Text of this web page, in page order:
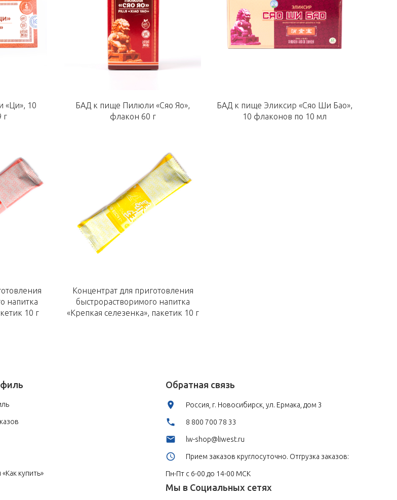
«Ци», 10
г
БАД к пище Пилюли «Сяо Яо»,
флакон 60 г
БАД к пище Эликсир «Сяо Ши Бао»,
10 флаконов по 10 мл
напитка
10 г
Концентрат для приготовления
быстрорастворимого напитка
«Крепкая селезенка», пакетик 10 г
купить»
Обратная связь
Россия, г. Новосибирск, ул. Ермака, дом 3
8 800 700 78 33
lw-shop@liwest.ru
Прием заказов круглосуточно. Отгрузка заказов:
Пн-Пт с 6-00 до 14-00 МСК
Мы в Социальных сетях